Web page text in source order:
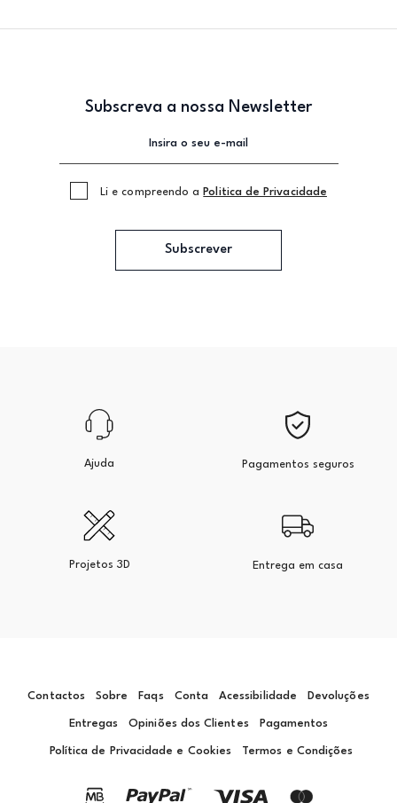
Subscreva a nossa Newsletter
Li e compreendo a Politica de Privacidade
Subscrever
Ajuda Pagamentos seguros
Projetos 3D Entrega em casa
Contactos Sobre Faqs Conta Acessibilidade Devoluções
Entregas Opiniões dos Clientes Pagamentos
Política de Privacidade e Cookies Termos e Condições